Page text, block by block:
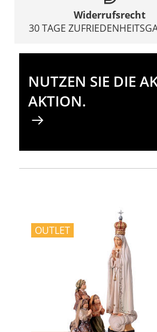
Widerrufsrecht
30 TAGE
NUTZEN SIE DIE
AKTION.
OUTLET